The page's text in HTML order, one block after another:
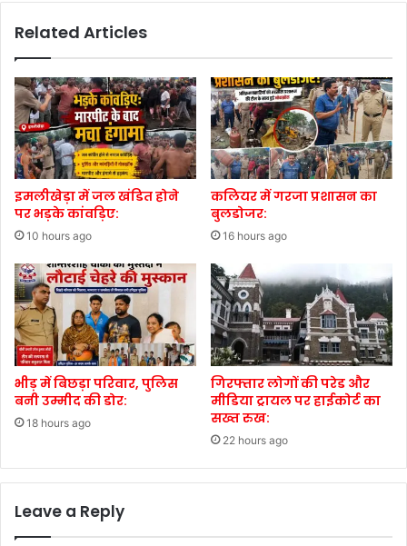
Related Articles
इमलीखेड़ा में जल खंडित होने
पर भड़के कांवड़िए:
10 hours ago
कलियर में गरजा प्रशासन का
बुलडोजर:
16 hours ago
भीड़ में बिछड़ा परिवार, पुलिस
बनी उम्मीद की डोर:
18 hours ago
गिरफ्तार लोगों की परेड और
मीडिया ट्रायल पर हाईकोर्ट का
सख्त रुख:
22 hours ago
Leave a Reply